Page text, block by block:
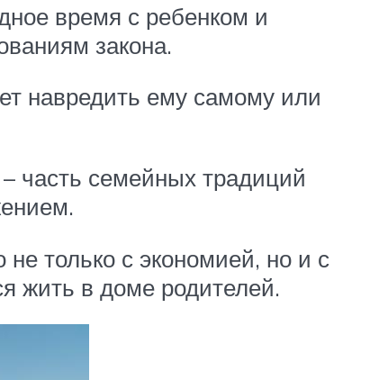
время с ребенком и
закона.
навредить ему самому или
часть семейных традиций
только с экономией, но и с
жить в доме родителей.